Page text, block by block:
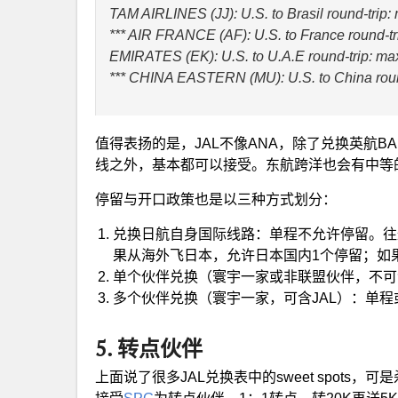
TAM AIRLINES (JJ): U.S. to Brasil round-trip:
*** AIR FRANCE (AF): U.S. to France
EMIRATES (EK): U.S. to U.A.E round-trip:
*** CHINA EASTERN (MU): U.S. to China
值得表扬的是，JAL不像ANA，除了兑换英航
线之外，基本都可以接受。东航跨洋也会有中等
停留与开口政策也是以三种方式划分：
兑换日航自身国际线路：单程不允许停留。
果从海外飞日本，允许日本国内1个停留；
单个伙伴兑换（寰宇一家或非联盟伙伴，不
多个伙伴兑换（寰宇一家，可含JAL）：单
5. 转点伙伴
上面说了很多JAL兑换表中的sweet spots，可